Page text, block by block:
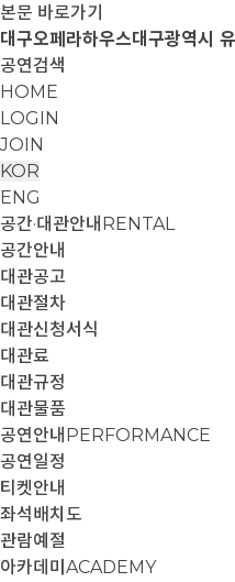
본문 바로가기
대구오페라하우스대구광역시
공연검색
HOME
LOGIN
JOIN
KOR
ENG
공간·대관안내 RENTAL
공간안내
대관공고
대관절차
대관신청서식
대관료
대관규정
대관물품
공연안내 PERFORMANCE
공연일정
티켓안내
좌석배치도
관람예절
아카데미 ACADEMY